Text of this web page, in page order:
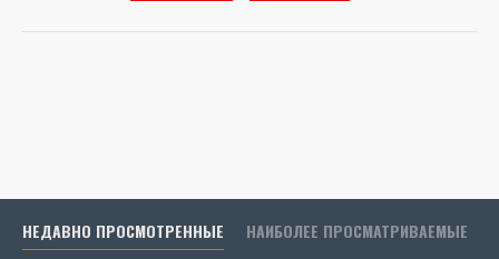
НЕДАВНО ПРОСМОТРЕННЫЕ НАИБОЛЕЕ ПРОСМАТРИВАЕМЫЕ